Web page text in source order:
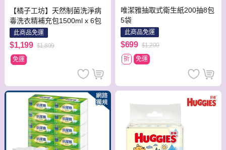
【橘子工坊】天然制菌洗淨病
毒洗衣精補充包1500ml x 6包
此商品免運
$1,199 $1,899
免運
唯潔雅抽取式衛生紙200抽8包
5袋
此商品免運
$699 $1,200
折
免運